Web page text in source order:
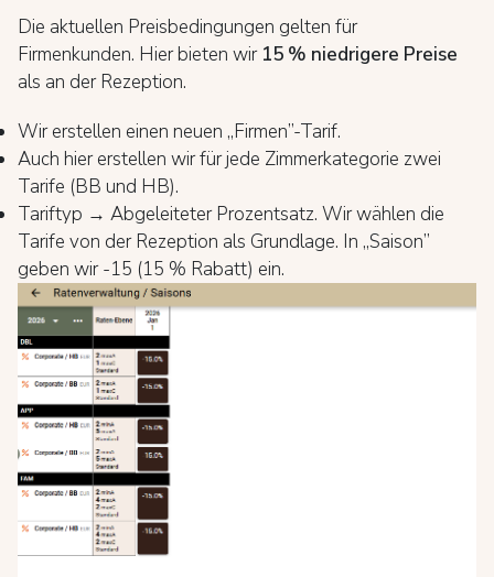
Die aktuellen Preisbedingungen gelten für
Firmenkunden. Hier bieten wir 15 % niedrigere Preise
als an der Rezeption.
Wir erstellen einen neuen „Firmen”-Tarif.
Auch hier erstellen wir für jede Zimmerkategorie zwei
Tarife (BB und HB).
Tariftyp → Abgeleiteter Prozentsatz. Wir wählen die
Tarife von der Rezeption als Grundlage. In „Saison”
geben wir -15 (15 % Rabatt) ein.